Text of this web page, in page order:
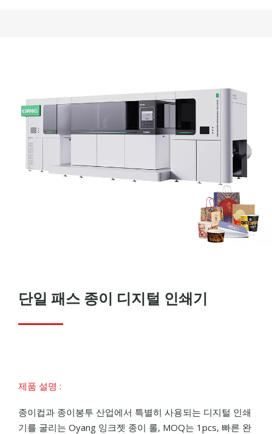
단일 패스 종이 디지털 인쇄기
제품 설명 :
종이컵과 종이봉투 산업에서 특별히 사용되는 디지털 인쇄
기를 굴리는 Oyang 잉크젯 종이 롤, MOQ는 1pcs, 빠른 완